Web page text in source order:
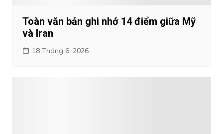
Toàn văn bản ghi nhớ 14 điểm giữa Mỹ
và Iran
18 Tháng 6, 2026